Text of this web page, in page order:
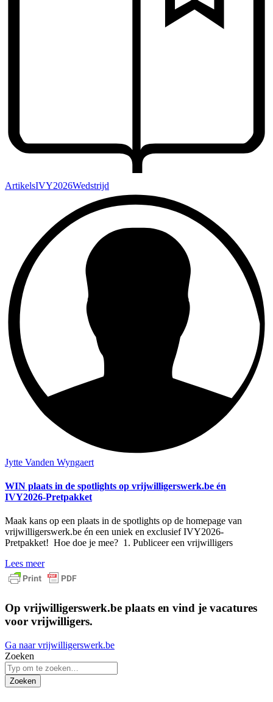
ArtikelsIVY2026Wedstrijd
Jytte Vanden Wyngaert
WIN plaats in de spotlights op vrijwilligerswerk.be én
IVY2026-Pretpakket
Maak kans op een plaats in de spotlights op de homepage van
vrijwilligerswerk.be én een uniek en exclusief IVY2026-
Pretpakket! Hoe doe je mee? 1. Publiceer een vrijwilligers
Lees meer
Op vrijwilligerswerk.be plaats en vind je vacatures
voor vrijwilligers.
Ga naar vrijwilligerswerk.be
Zoeken
Zoeken